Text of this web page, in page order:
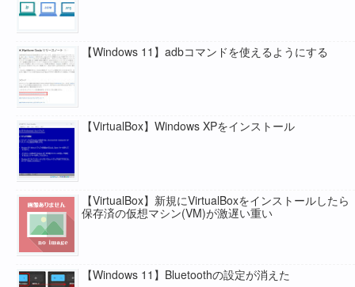
【Windows 11】adbコマンドを使えるようにする
【VirtualBox】Windows XPをインストール
【VirtualBox】新規にVirtualBoxをインストールしたら
保存済の仮想マシン(VM)が激遅い重い
【Windows 11】Bluetoothの設定が消えた